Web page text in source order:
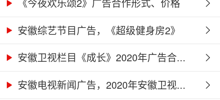
及...安徽综艺节目广告，《超级健身房2》
广...安徽卫视栏目《成长》2020年广告合...
安徽电视新闻广告，2020年安徽卫视...